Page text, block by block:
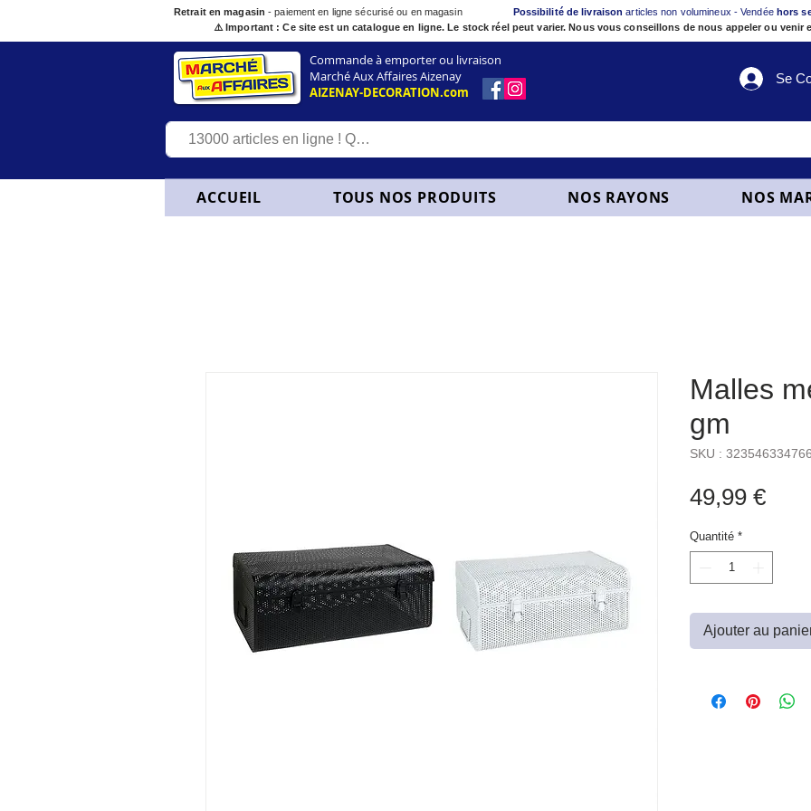
Retrait en magasin - paiement en ligne sécurisé ou en magasin Possibilité de livraisonarticles non volumineux - Vendée hors
⚠️ Important : Ce site est un catalogue en ligne. Le stock réel peut varier. Nous vous conseillons de nous appeler ou
Commande à emporter ou livraison
Marché Aux Affaires Aizenay
AIZENAY-DECORATION.com
Se
ACCUEIL TOUS NOS PRODUITS NOS RAYONS NOS
Malles
gm
SKU :
49,99 €Prix
Quantité *
Ajouter au